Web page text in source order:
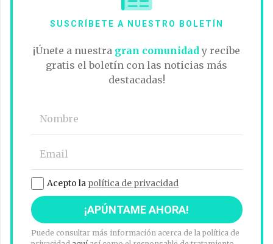
SUSCRÍBETE A NUESTRO BOLETÍN
¡Únete a nuestra gran comunidady recibe
gratis el boletín con las noticias más
destacadas!
Acepto la política de privacidad
Puede consultar más información acerca de la política de